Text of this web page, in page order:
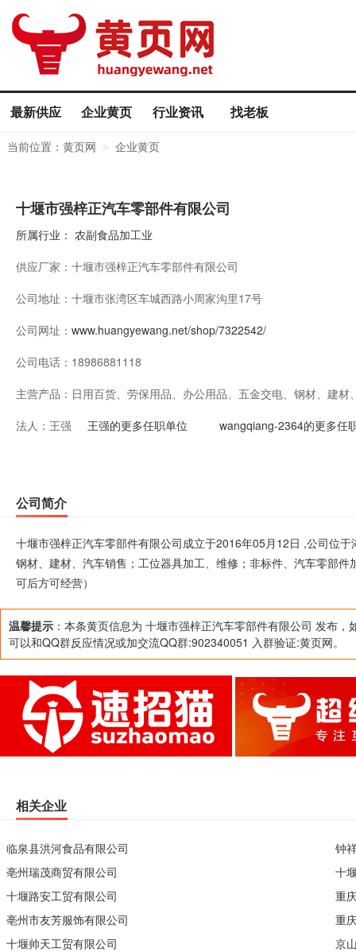
最新供应 企业黄页 行业资讯 找老板
当前位置： 黄页网 > 企业黄页
十堰市强梓正汽车零部件有限公司
所属行业： 农副食品加工业
供应厂家： 十堰市强梓正汽车零部件有限公司
公司地址： 十堰市张湾区车城西路小周家沟里17号
公司网址： www.huangyewang.net/shop/7322542/
公司电话： 18986881118
主营产品： 日用百货、劳保用品、办公用品、五金交电、钢材、建
非标件、汽车零部件加工、销售；废旧物资回收。（涉
法人： 王强 王强的更多任职单位 wangqiang-2364的更多任
公司简介
十堰市强梓正汽车零部件有限公司成立于2016年05月12日 ,公司位
钢材、建材、汽车销售；工位器具加工、维修；非标件、汽车零部
可后方可经营）
温馨提示 ：本条黄页信息为 十堰市强梓正汽车零部件有限公司 发布
可以和QQ群反应情况或加交流QQ群:902340051 入群验证:黄页网。
相关企业
临泉县洪河食品有限公司
亳州瑞茂商贸有限公司
十堰路安工贸有限公司
亳州市友芳服饰有限公司
十堰帅天工贸有限公司
钟
十
重
重
京